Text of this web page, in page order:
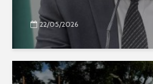
22/05/2026